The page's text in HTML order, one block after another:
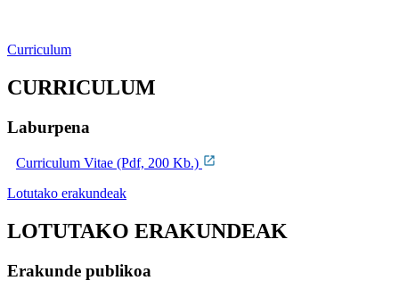
Curriculum
CURRICULUM
Laburpena
Curriculum Vitae (Pdf, 200 Kb.)
Lotutako erakundeak
LOTUTAKO ERAKUNDEAK
Erakunde publikoa